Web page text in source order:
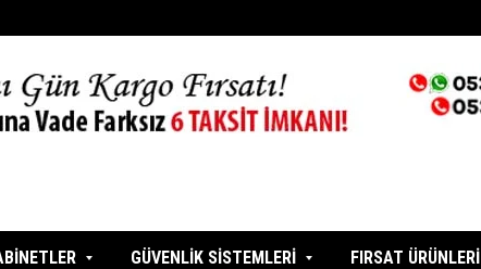
GÜVENLİK SİSTEMLERİ FIRSAT ÜRÜNLERİ